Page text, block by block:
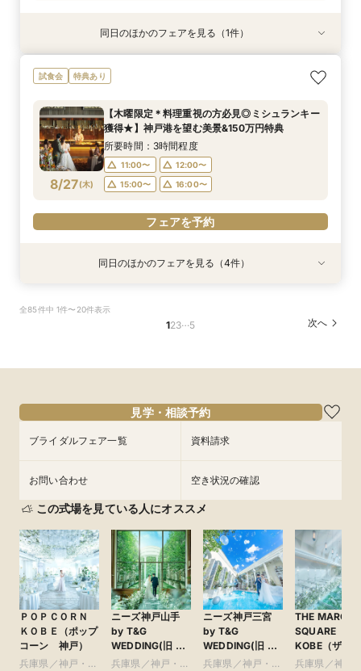
8/26(水)
＼平日限定2組／全館開放◎神戸の海&感動の大
聖堂×新作ドレス見学花嫁体験＊
11:00〜 15:00〜
フェアを予約
同日のほかのフェアを見る（1件）
試食会 特典あり
8/27(木)
【木曜限定＊料理重視の方必見◎ミシュランキー
獲得★】神戸港を望む美景&150万円特典
所要時間：3時間程度
11:00〜
12:00〜
15:00〜
16:00〜
フェアを予約
8/27
相談会＊最大150万ご優待
フェアを予約
特典あり
8/27
食&ドレス見学
フェアを予約
特典あり
8/27
ストステップ相談会
フェアを予約
特典あり
8/27
ス見学＊
フェアを予約
同日のほかのフェアを見る（4件）
全85件中 1件〜20件表示
123…5 次へ
見学・相談予約
ブライダルフェア一覧 資料請求
お問い合わせ 空き状況の確認
この式場を見ている人にオススメ
ＰＯＰＣＯＲＮ
ＫＯＢＥ（ポップ
コーン 神戸）
兵庫県／神戸・淡
ニーズ神戸山手
by T&G
WEDDING(旧 山
手迎賓館 神戸)
兵庫県／神戸・淡
ニーズ神戸三宮
by T&G
WEDDING(旧 ベ
イサイド迎賓館
兵庫県／神戸・淡
THE MARCUS
SQUARE
KOBE（ザマ
ススクエアコ
兵庫県／神戸